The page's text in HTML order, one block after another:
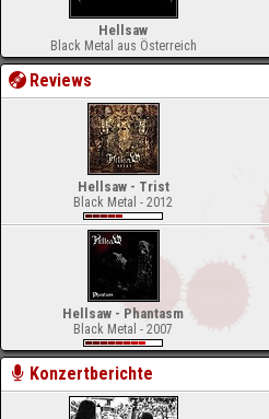
Hellsaw
Black Metal aus Österreich
Reviews
Hellsaw - Trist
Black Metal - 2012
Hellsaw - Phantasm
Black Metal - 2007
Konzertberichte